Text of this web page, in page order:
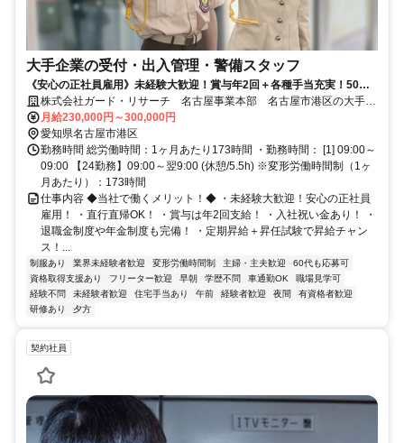
大手企業の受付・出入管理・警備スタッフ
《安心の正社員雇用》未経験大歓迎！賞与年2回＋各種手当充実！50～
60代から始めたスタッフも活躍中！
株式会社ガード・リサーチ 名古屋事業本部 名古屋市港区の大手化
学メーカー工場
月給230,000円～300,000円
愛知県名古屋市港区
勤務時間 総労働時間：1ヶ月あたり173時間 ・勤務時間： [1] 09:00～
09:00 【24勤務】09:00～翌9:00 (休憩/5.5h) ※変形労働時間制（1ヶ
月あたり）：173時間
仕事内容 ◆当社で働くメリット！◆ ・未経験大歓迎！安心の正社員
雇用！ ・直行直帰OK！ ・賞与は年2回支給！ ・入社祝い金あり！ ・
退職金制度や年金制度も完備！ ・定期昇給＋昇任試験で昇給チャン
ス！...
制服あり 業界未経験者歓迎 変形労働時間制 主婦・主夫歓迎
60代も応募可
資格取得支援あり
フリーター歓迎 早朝 学歴不問 車通勤OK
職場見学可
経験不問
未経験者歓迎 住宅手当あり 午前 経験者歓迎 夜間
有資格者歓迎
研修あり
夕方
契約社員